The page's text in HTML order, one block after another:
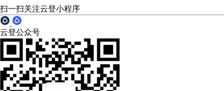
扫一扫关注云登小程序
云登公众号